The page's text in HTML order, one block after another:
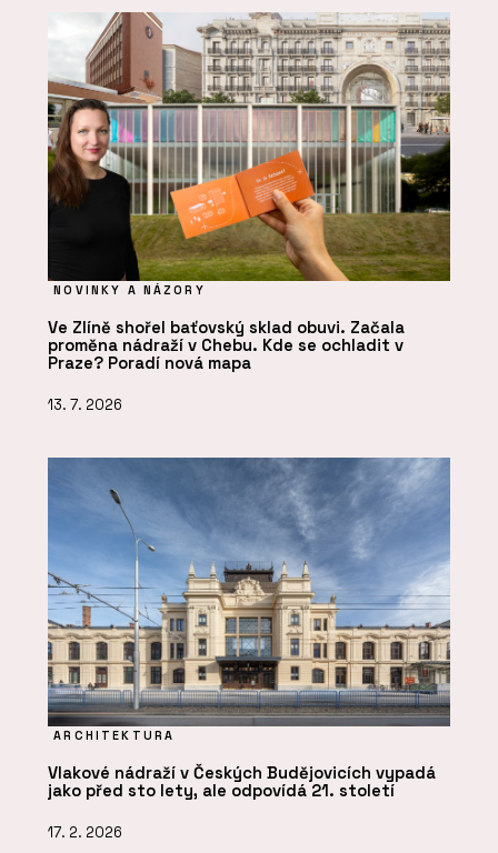
NOVINKY A NÁZORY
Ve Zlíně shořel baťovský sklad obuvi. Začala
proměna nádraží v Chebu. Kde se ochladit v
Praze? Poradí nová mapa
13. 7. 2026
ARCHITEKTURA
Vlakové nádraží v Českých Budějovicích vypadá
jako před sto lety, ale odpovídá 21. století
17. 2. 2026